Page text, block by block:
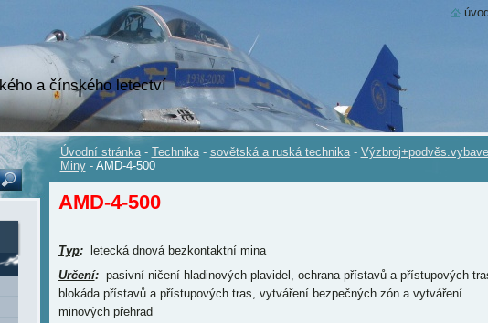
a čínského letectví
Úvodní stránka - Technika - sovětská a ruská technika -
Miny - AMD-4-500
AMD-4-500
Typ:letecká dnová bezkontaktní mina
Určení:pasivní ničení hladinových plavidel, ochrana přístavů a přístupových
blokáda přístavů a přístupových tras, vytváření bezpečných zón a vytváření
minových přehrad